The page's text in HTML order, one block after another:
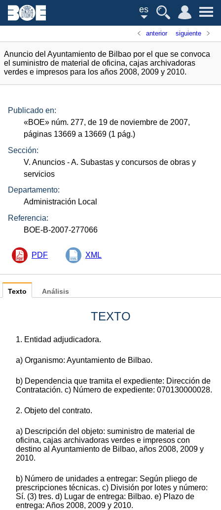
es
anterior siguiente
Anuncio del Ayuntamiento de Bilbao por el que se convoca
el suministro de material de oficina, cajas archivadoras
verdes e impresos para los años 2008, 2009 y 2010.
Publicado en:
«BOE» núm. 277, de 19 de noviembre de 2007,
páginas 13669 a 13669 (1 pág.)
Sección:
V. Anuncios - A. Subastas y concursos de obras y
servicios
Departamento:
Administración Local
Referencia:
BOE-B-2007-277066
PDF XML
Texto
TEXTO
1. Entidad adjudicadora.
a) Organismo: Ayuntamiento de Bilbao.
b) Dependencia que tramita el expediente: Dirección de
Contratación. c) Número de expediente: 070130000028.
2. Objeto del contrato.
a) Descripción del objeto: suministro de material de
oficina, cajas archivadoras verdes e impresos con
destino al Ayuntamiento de Bilbao, años 2008, 2009 y
2010.
b) Número de unidades a entregar: Según pliego de
prescripciones técnicas. c) División por lotes y número:
Sí. (3) tres. d) Lugar de entrega: Bilbao. e) Plazo de
entrega: Años 2008, 2009 y 2010.
Análisis